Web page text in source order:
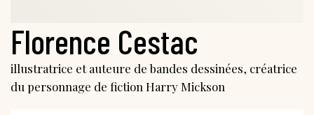
Florence Cestac
illustratrice et auteure de bandes dessinées, créatrice
du personnage de fiction Harry Mickson